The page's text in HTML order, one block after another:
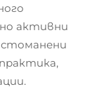
активни
стоманени